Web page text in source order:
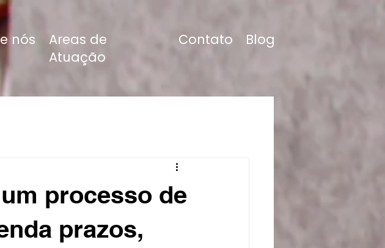
nós
Areas de
Atuação
Contato Blog
processo de
prazos,